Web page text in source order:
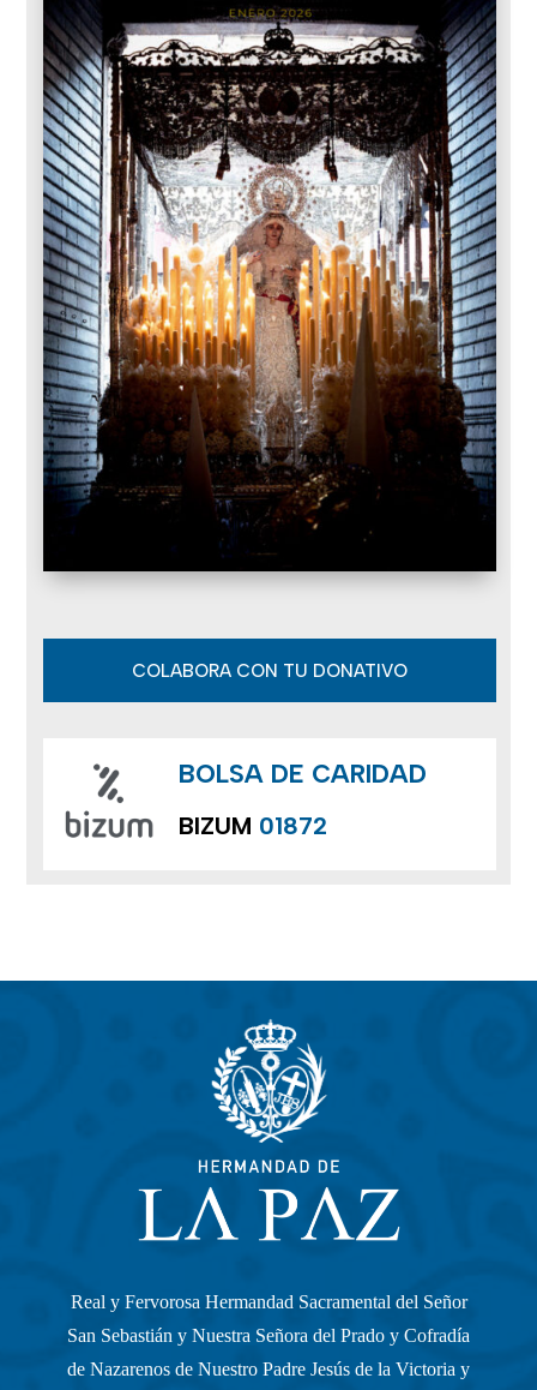
COLABORA CON TU DONATIVO
BOLSA DE CARIDAD
BIZUM 01872
Real y Fervorosa Hermandad Sacramental del Señor
San Sebastián y Nuestra Señora del Prado y Cofradía
de Nazarenos de Nuestro Padre Jesús de la Victoria y